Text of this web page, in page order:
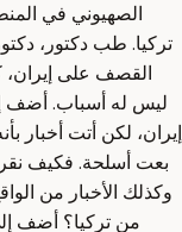
الصهيوني في
تركيا. طب دكتور،
القصف على إيران،
ليس له أسباب. أضف
إيران، لكن أتت أخبار
بعت أسلحة. فكيف
وكذلك الأخبار من
من تركيا؟ أضف